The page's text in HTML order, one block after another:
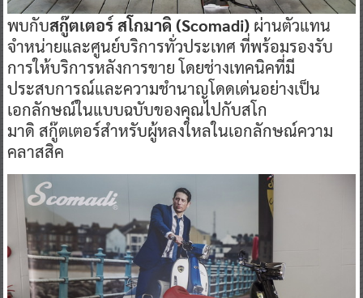
พบกับสกู๊ตเตอร์ สโกมาดิ (Scomadi)ผ่านตัวแทน
จำหน่ายและศูนย์บริการทั่วประเทศ ที่พร้อมรองรับ
การให้บริการหลังการขาย โดยช่างเทคนิคที่มี
ประสบการณ์และความชำนาญโดดเด่นอย่างเป็น
เอกลักษณ์ในแบบฉบับของคุณไปกับสโก
มาดิ สกู๊ตเตอร์สำหรับผู้หลงใหลในเอกลักษณ์ความ
คลาสสิค